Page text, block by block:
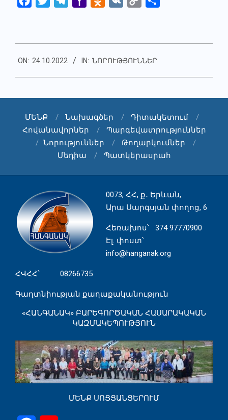
10-
24
ON: 24.10.2022 IN: ՆՈՐՈՒԹՅՈՒՆՆԵՐ
ՄԵՆՔ Նախագծեր
Դիտակետում
Հովանավորներ
Պարգեվատրություններ
Նորություններ
Թողարկումներ
Մեդիա
Պատկերասրահ
0073, ՀՀ, ք․ Երևան,
Արա Սարգսյան փողոց, 6
Հեռախոս՝ 374 97770900
Էլ. փոստ՝
info@hanganak.org
ՀՎՀՀ՝ 08266735
Գաղտնիության քաղաքականություն
«ՀԱՆԳԱՆԱԿ» ԲԱՐԵԳՈՐԾԱԿԱՆ ՀԱՍԱՐԱԿԱԿԱՆ
ԿԱԶՄԱԿԵՊՈՒԹՅՈՒՆ
ՄԵՆՔ ՍՈՑՑԱՆՑԵՐՈՒՄ